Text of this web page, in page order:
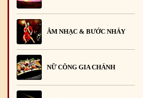
ÂM NHẠC & BƯỚC NHẢY
NỮ CÔNG GIA CHÁNH